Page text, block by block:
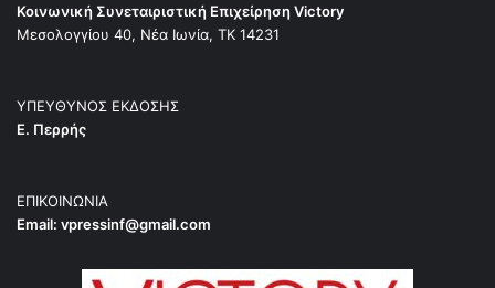
Κοινωνική Συνεταιριστική Επιχείρηση Victory
Μεσολογγίου 40, Νέα Ιωνία, ΤΚ 14231
ΥΠΕΥΘΥΝΟΣ ΕΚΔΟΣΗΣ
Ε. Περρής
ΕΠΙΚΟΙΝΩΝΙΑ
Email: vpressinf@gmail.com